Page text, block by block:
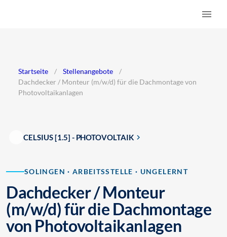
Startseite / Stellenangebote
/
Dachdecker / Monteur (m/w/d) für die Dachmontage von
Photovoltaikanlagen
CELSIUS [1.5] - PHOTOVOLTAIK
SOLINGEN · ARBEITSSTELLE · UNGELERNT
Dachdecker / Monteur
(m/w/d) für die Dachmontage
von Photovoltaikanlagen